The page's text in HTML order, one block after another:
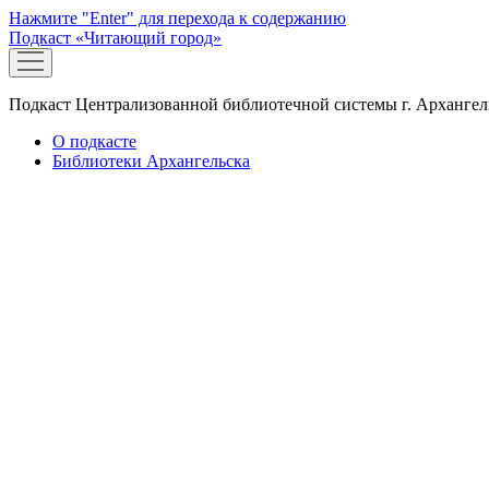
Нажмите "Enter" для перехода к содержанию
Подкаст «Читающий город»
открыть
меню
Подкаст Централизованной библиотечной системы г.
О подкасте
Библиотеки Архангельска